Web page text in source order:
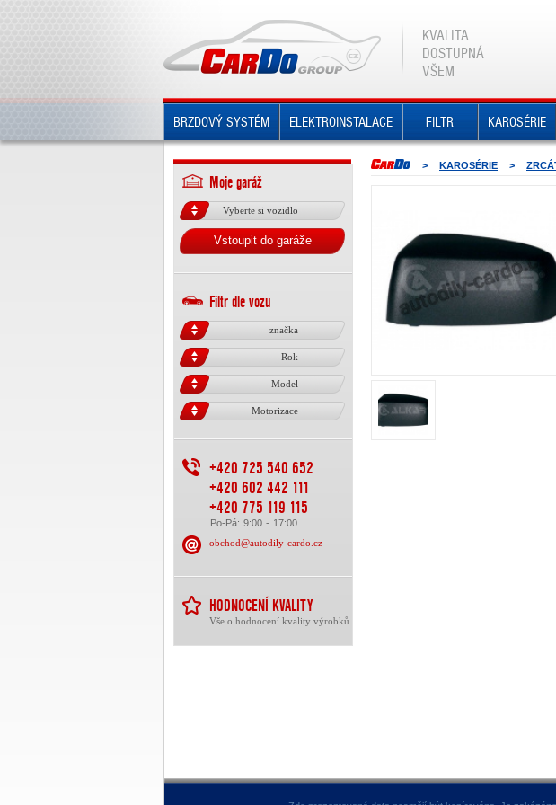
KVALITA
DOSTUPNÁ
VŠEM
BRZDOVÝ SYSTÉM ELEKTROINSTALACE FILTR KAROSÉRIE
> KAROSÉRIE >
Moje garáž
Vyberte si vozidlo
Vstoupit do garáže
Filtr dle vozu
značka
Rok
Model
Motorizace
+420 725 540 652
+420 602 442 111
+420 775 119 115
Po-Pá: 9:00 - 17:00
obchod@autodily-cardo.cz
HODNOCENÍ KVALITY
Vše o hodnocení kvality výrobků